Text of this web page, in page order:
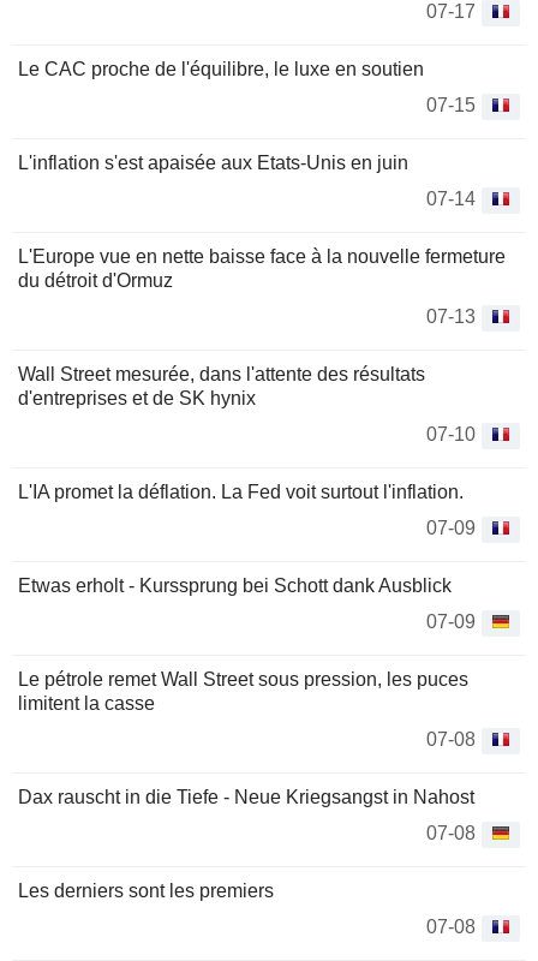
07-17
Le CAC proche de l'équilibre, le luxe en soutien
07-15
L'inflation s'est apaisée aux Etats-Unis en juin
07-14
L'Europe vue en nette baisse face à la nouvelle fermeture
du détroit d'Ormuz
07-13
Wall Street mesurée, dans l'attente des résultats
d'entreprises et de SK hynix
07-10
L'IA promet la déflation. La Fed voit surtout l'inflation.
07-09
Etwas erholt - Kurssprung bei Schott dank Ausblick
07-09
Le pétrole remet Wall Street sous pression, les puces
limitent la casse
07-08
Dax rauscht in die Tiefe - Neue Kriegsangst in Nahost
07-08
Les derniers sont les premiers
07-08